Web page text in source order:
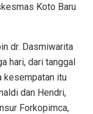
Koto Baru
dr. Dasmiwarita
hari, dari tanggal
kesempatan itu
dan Hendri,
Forkopimca,